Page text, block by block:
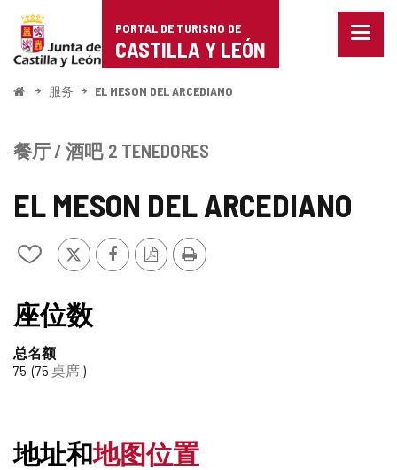
Portal
de
Turismo
Castilla
León
PORTAL DE TURISMO DE
CASTILLA Y LEÓN
菜
开
服务 EL MESON DEL ARCEDIANO
EL MESON DEL ARCEDIANO
从
笔
记
中
添
推
特
FacebookPDF
版
打
印
餐厅 / 酒吧 2 TENEDORES
座位数
总名额
75 75 桌席
地址和地图位置